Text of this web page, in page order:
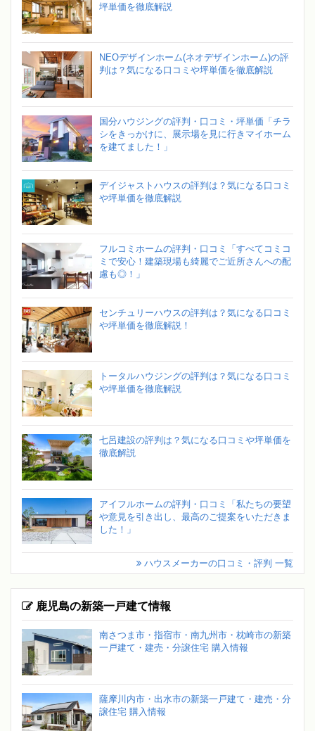
坪単価を徹底解説
NEOデザインホーム(ネオデザインホーム)の評
判は？気になる口コミや坪単価を徹底解説
国分ハウジングの評判・口コミ・坪単価「チラ
シをきっかけに、展示場を見に行きマイホーム
を建てました！」
デイジャストハウスの評判は？気になる口コミ
や坪単価を徹底解説
フルコミホームの評判・口コミ「すべてコミコ
ミで安心！建築現場も綺麗でご近所さんへの配
慮も◎！」
センチュリーハウスの評判は？気になる口コミ
や坪単価を徹底解説！
トータルハウジングの評判は？気になる口コミ
や坪単価を徹底解説
七呂建設の評判は？気になる口コミや坪単価を
徹底解説
アイフルホームの評判・口コミ「私たちの要望
や意見を引き出し、最高のご提案をいただきま
した！」
ハウスメーカーの口コミ・評判 一覧
鹿児島の新築一戸建て情報
南さつま市・指宿市・南九州市・枕崎市の新築
一戸建て・建売・分譲住宅 購入情報
薩摩川内市・出水市の新築一戸建て・建売・分
譲住宅 購入情報